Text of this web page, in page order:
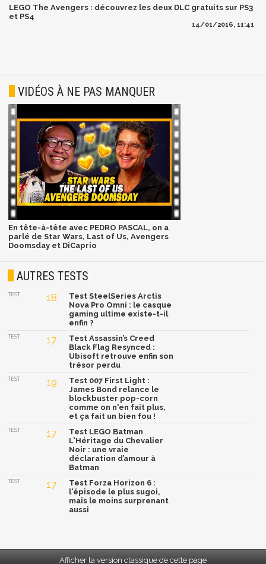
LEGO The Avengers : découvrez les deux DLC gratuits sur PS3
et PS4
14/01/2016, 11:41
VIDÉOS À NE PAS MANQUER
En tête-à-tête avec PEDRO PASCAL, on a
parlé de Star Wars, Last of Us, Avengers
Doomsday et DiCaprio
AUTRES TESTS
TEST 18
Test SteelSeries Arctis
Nova Pro Omni : le casque
gaming ultime existe-t-il
enfin ?
TEST 17
Test Assassin’s Creed
Black Flag Resynced :
Ubisoft retrouve enfin son
trésor perdu
TEST 19
Test 007 First Light :
James Bond relance le
blockbuster pop-corn
comme on n'en fait plus,
et ça fait un bien fou !
TEST 17
Test LEGO Batman
L'Héritage du Chevalier
Noir : une vraie
déclaration d’amour à
Batman
TEST 17
Test Forza Horizon 6 :
l'épisode le plus sugoi,
mais le moins surprenant
aussi
Afficher la version classique de cette page